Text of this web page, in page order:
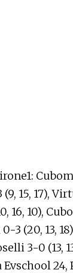
15, 17),
16, 10),
3 (20, 13,
3-0 (13,
24,